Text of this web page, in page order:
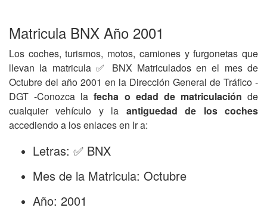
Matricula BNX Año 2001
Los coches, turismos, motos, camiones y furgonetas que
llevan la matricula ✅ BNX Matriculados en el mes de
Octubre del año 2001 en la Dirección General de Tráfico -
DGT -Conozca lafecha o edad de matriculación de
cualquier vehículo y la antiguedad de los coches
accediendo a los enlaces en Ir a:
Letras: ✅ BNX
Mes de la Matricula: Octubre
Año: 2001